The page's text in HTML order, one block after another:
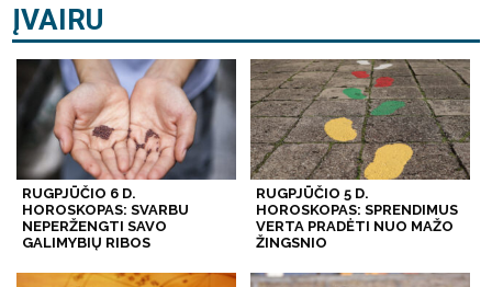
ĮVAIRU
RUGPJŪČIO 6 D.
HOROSKOPAS: SVARBU
NEPERŽENGTI SAVO
GALIMYBIŲ RIBOS
RUGPJŪČIO 5 D.
HOROSKOPAS: SPRENDIMUS
VERTA PRADĖTI NUO MAŽO
ŽINGSNIO